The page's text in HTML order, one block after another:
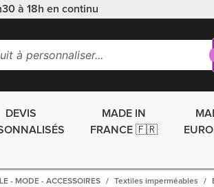
à 18h en continu
DEVIS
MADE IN
FRANCE 🇫🇷
- MODE - ACCESSOIRES Textiles imperméables